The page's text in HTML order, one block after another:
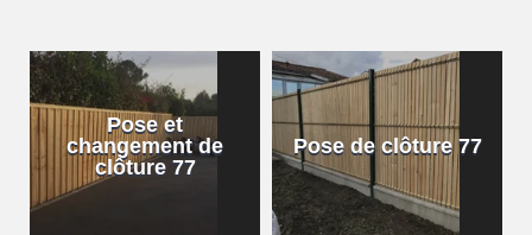
Pose et
changement de
clôture 77
Pose de clôture 77